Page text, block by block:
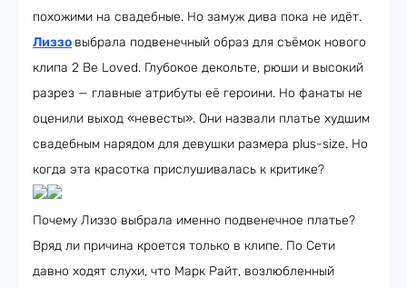
похожими на свадебные. Но замуж дива пока не идёт.
Лиззо выбрала подвенечный образ для съёмок нового
клипа 2 Be Loved. Глубокое декольте, рюши и высокий
разрез — главные атрибуты её героини. Но фанаты не
оценили выход «невесты». Они назвали платье худшим
свадебным нарядом для девушки размера plus-size. Но
когда эта красотка прислушивалась к критике?
Почему Лиззо выбрала именно подвенечное платье?
Вряд ли причина кроется только в клипе. По Сети
давно ходят слухи, что Марк Райт, возлюбленный